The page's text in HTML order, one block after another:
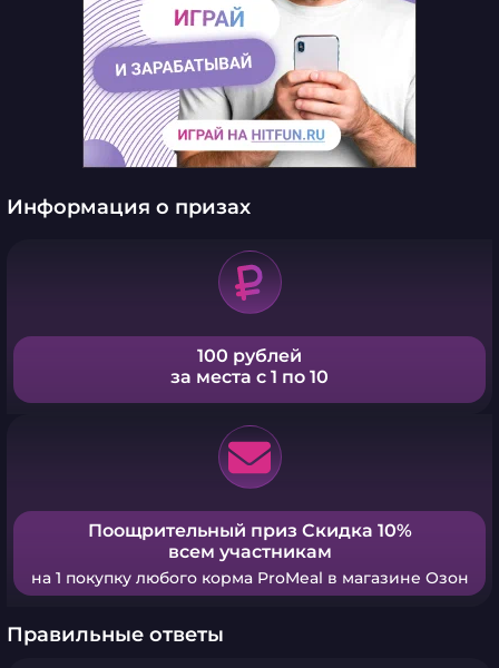
Информация о призах
100 рублей
за места с 1 по 10
Поощрительный приз Скидка 10%
всем участникам
на 1 покупку любого корма ProMeal в магазине Озон
Правильные ответы